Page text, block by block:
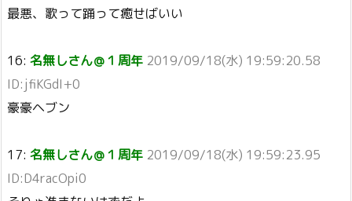
最悪、歌って踊って癒せばいい
16: 名無しさん＠１周年 2019/09/18(水) 19:59:20.58
ID:jfiKGdI+0
豪豪ヘブン
17: 名無しさん＠１周年 2019/09/18(水) 19:59:23.95
ID:D4racOpi0